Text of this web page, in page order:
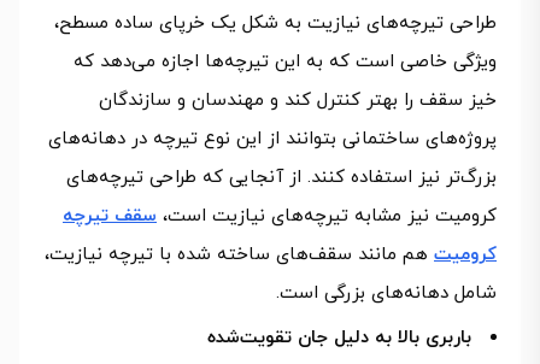
طراحی تیرچه‌های نیازیت به شکل یک خرپای ساده مسطح،
ویژگی خاصی است که به این تیرچه‌ها اجازه می‌دهد که
خیز سقف را بهتر کنترل کند و مهندسان و سازندگان
پروژه‌های ساختمانی بتوانند از این نوع تیرچه در دهانه‌های
بزرگ‌تر نیز استفاده کنند. از آنجایی که طراحی تیرچه‌های
کرومیت نیز مشابه تیرچه‌های نیازیت است، سقف تیرچه
کرومیت هم مانند سقف‌های ساخته شده با تیرچه نیازیت،
شامل دهانه‌های بزرگی است.
باربری بالا به دلیل جان تقویت‌شده